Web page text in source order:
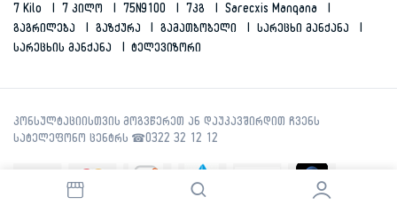
7 Kilo 7 Კილო 75N9100 7კგ
Sarecxis Manqana
Გაგრილება
Გაზქურა Გამათბობელი
Სარეცხი Მანქანა
Სარეცხის Მანქანა
Ტელევიზორი